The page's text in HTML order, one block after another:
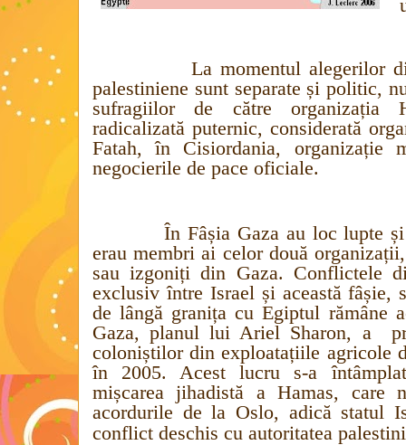
La momentul alegerilor
palestiniene sunt separate și politic,
sufragiilor de către organizația
radicalizată puternic, considerată
Fatah, în Cisiordania, organizație
negocierile de pace oficiale.
În Fâșia Gaza au loc lupte
erau membri ai celor două
sau izgoniți din Gaza. Conflictele
exclusiv între Israel și această fâșie,
de lângă granița cu Egiptul rămâne
Gaza, planul lui Ariel Sharon, a
coloniștilor din exploatațiile agricole
în 2005. Acest lucru s-a
mișcarea jihadistă a Hamas, care
acordurile de la Oslo, adică statul
conflict deschis cu autoritatea